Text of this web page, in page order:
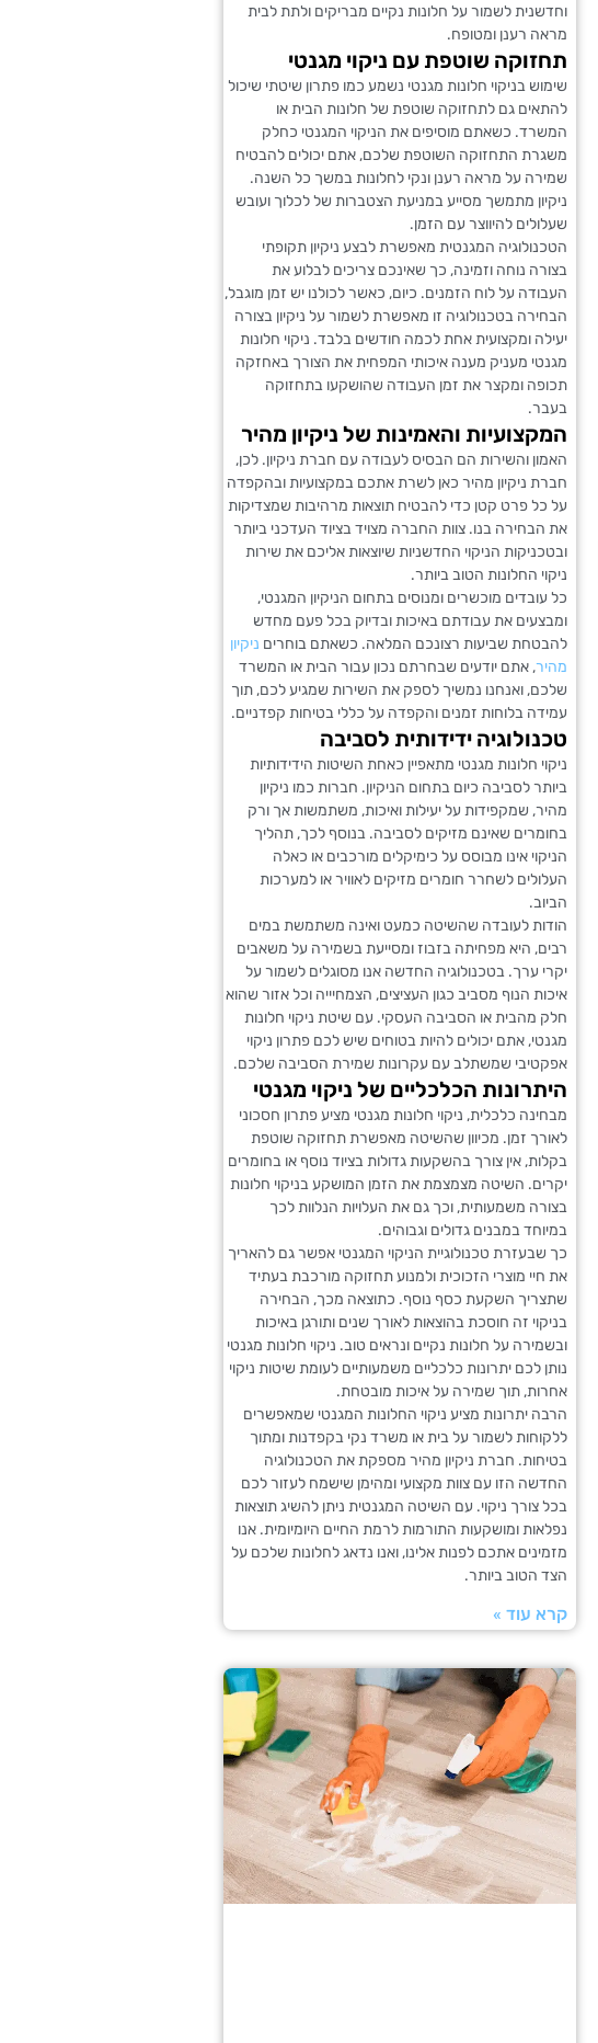
וחדשנית לשמור על חלונות נקיים מבריקים ולתת לבית
מראה רענן ומטופח.
תחזוקה שוטפת עם ניקוי מגנטי
שימוש בניקוי חלונות מגנטי נשמע כמו פתרון שיטתי שיכול
להתאים גם לתחזוקה שוטפת של חלונות הבית או
המשרד. כשאתם מוסיפים את הניקוי המגנטי כחלק
משגרת התחזוקה השוטפת שלכם, אתם יכולים להבטיח
שמירה על מראה רענן ונקי לחלונות במשך כל השנה.
ניקיון מתמשך מסייע במניעת הצטברות של לכלוך ועובש
שעלולים להיווצר עם הזמן.
הטכנולוגיה המגנטית מאפשרת לבצע ניקיון תקופתי
בצורה נוחה וזמינה, כך שאינכם צריכים לבלוע את
העבודה על לוח הזמנים. כיום, כאשר לכולנו יש זמן מוגבל,
הבחירה בטכנולוגיה זו מאפשרת לשמור על ניקיון בצורה
יעילה ומקצועית אחת לכמה חודשים בלבד. ניקוי חלונות
מגנטי מעניק מענה איכותי המפחית את הצורך באחזקה
תכופה ומקצר את זמן העבודה שהושקעו בתחזוקה
בעבר.
המקצועיות והאמינות של ניקיון מהיר
האמון והשירות הם הבסיס לעבודה עם חברת ניקיון. לכן,
חברת ניקיון מהיר כאן לשרת אתכם במקצועיות ובהקפדה
על כל פרט קטן כדי להבטיח תוצאות מרהיבות שמצדיקות
את הבחירה בנו. צוות החברה מצויד בציוד העדכני ביותר
ובטכניקות הניקוי החדשניות שיוצאות אליכם את שירות
ניקוי החלונות הטוב ביותר.
כל עובדים מוכשרים ומנוסים בתחום הניקיון המגנטי,
ומבצעים את עבודתם באיכות ובדיוק בכל פעם מחדש
להבטחת שביעות רצונכם המלאה. כשאתם בוחרים ניקיון
מהיר, אתם יודעים שבחרתם נכון עבור הבית או המשרד
שלכם, ואנחנו נמשיך לספק את השירות שמגיע לכם, תוך
עמידה בלוחות זמנים והקפדה על כללי בטיחות קפדניים.
טכנולוגיה ידידותית לסביבה
ניקוי חלונות מגנטי מתאפיין כאחת השיטות הידידותיות
ביותר לסביבה כיום בתחום הניקיון. חברות כמו ניקיון
מהיר, שמקפידות על יעילות ואיכות, משתמשות אך ורק
בחומרים שאינם מזיקים לסביבה. בנוסף לכך, תהליך
הניקוי אינו מבוסס על כימיקלים מורכבים או כאלה
העלולים לשחרר חומרים מזיקים לאוויר או למערכות
הביוב.
הודות לעובדה שהשיטה כמעט ואינה משתמשת במים
רבים, היא מפחיתה בזבוז ומסייעת בשמירה על משאבים
יקרי ערך. בטכנולוגיה החדשה אנו מסוגלים לשמור על
איכות הנוף מסביב כגון העציצים, הצמחיייה וכל אזור שהוא
חלק מהבית או הסביבה העסקי. עם שיטת ניקוי חלונות
מגנטי, אתם יכולים להיות בטוחים שיש לכם פתרון ניקוי
אפקטיבי שמשתלב עם עקרונות שמירת הסביבה שלכם.
היתרונות הכלכליים של ניקוי מגנטי
מבחינה כלכלית, ניקוי חלונות מגנטי מציע פתרון חסכוני
לאורך זמן. מכיוון שהשיטה מאפשרת תחזוקה שוטפת
בקלות, אין צורך בהשקעות גדולות בציוד נוסף או בחומרים
יקרים. השיטה מצמצמת את הזמן המושקע בניקוי חלונות
בצורה משמעותית, וכך גם את העלויות הנלוות לכך
במיוחד במבנים גדולים וגבוהים.
כך שבעזרת טכנולוגיית הניקוי המגנטי אפשר גם להאריך
את חיי מוצרי הזכוכית ולמנוע תחזוקה מורכבת בעתיד
שתצריך השקעת כסף נוסף. כתוצאה מכך, הבחירה
בניקוי זה חוסכת בהוצאות לאורך שנים ותורגן באיכות
ובשמירה על חלונות נקיים ונראים טוב. ניקוי חלונות מגנטי
נותן לכם יתרונות כלכליים משמעותיים לעומת שיטות ניקוי
אחרות, תוך שמירה על איכות מובטחת.
הרבה יתרונות מציע ניקוי החלונות המגנטי שמאפשרים
ללקוחות לשמור על בית או משרד נקי בקפדנות ומתוך
בטיחות. חברת ניקיון מהיר מספקת את הטכנולוגיה
החדשה הזו עם צוות מקצועי ומהימן שישמח לעזור לכם
בכל צורך ניקוי. עם השיטה המגנטית ניתן להשיג תוצאות
נפלאות ומושקעות התורמות לרמת החיים היומיומית. אנו
מזמינים אתכם לפנות אלינו, ואנו נדאג לחלונות שלכם על
הצד הטוב ביותר.
קרא עוד »